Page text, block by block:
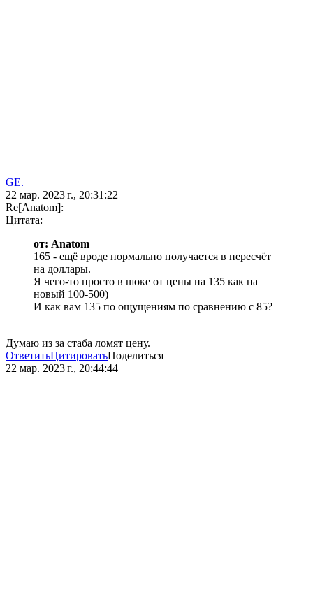
GE.
22 мар. 2023 г., 20:31:22
Re[Anatom]:
Цитата:
от: Anatom
165 - ещё вроде нормально получается в пересчёт
на доллары.
Я чего-то просто в шоке от цены на 135 как на
новый 100-500)
И как вам 135 по ощущениям по сравнению с 85?
Думаю из за стаба ломят цену.
ОтветитьЦитироватьПоделиться
22 мар. 2023 г., 20:44:44